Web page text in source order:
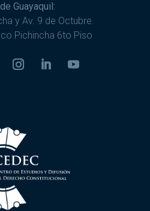
Guayaquil:
y Av. 9 de Octubre.
Pichincha 6to Piso